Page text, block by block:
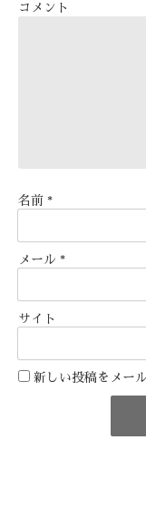
コメント
名前 *
メール *
サイト
新しい投稿をメー